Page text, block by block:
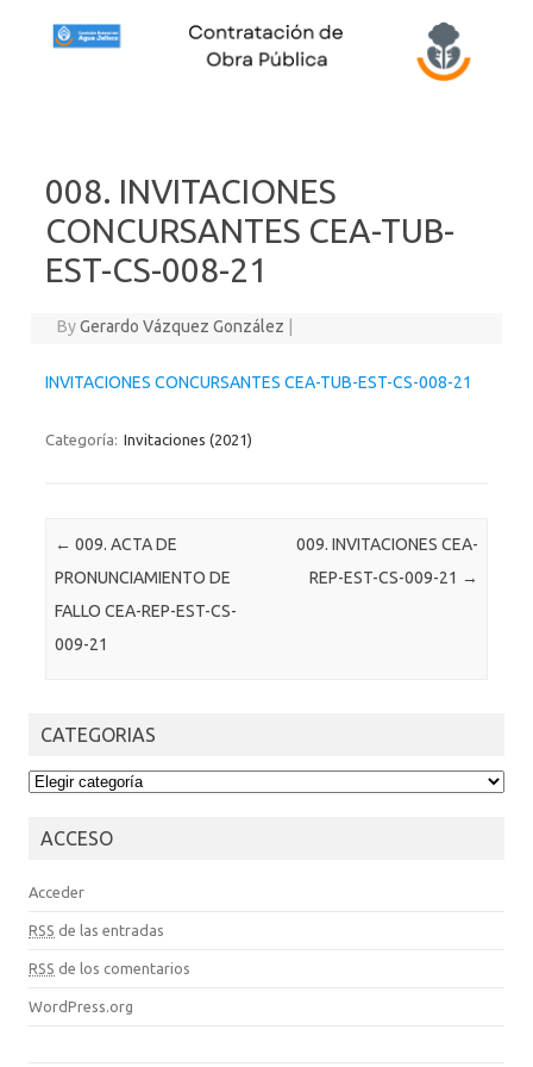
008. INVITACIONES
CONCURSANTES CEA-TUB-
EST-CS-008-21
ByGerardo Vázquez González
INVITACIONES CONCURSANTES CEA-TUB-EST-CS-008-21
Categoría: Invitaciones (2021)
Post navigation
← 009. ACTA DE
PRONUNCIAMIENTO DE
FALLO CEA-REP-EST-CS-
009-21
009. INVITACIONES CEA-
REP-EST-CS-009-21 →
CATEGORIAS
CATEGORIAS
ACCESO
Acceder
RSS de las entradas
RSS de los comentarios
WordPress.org